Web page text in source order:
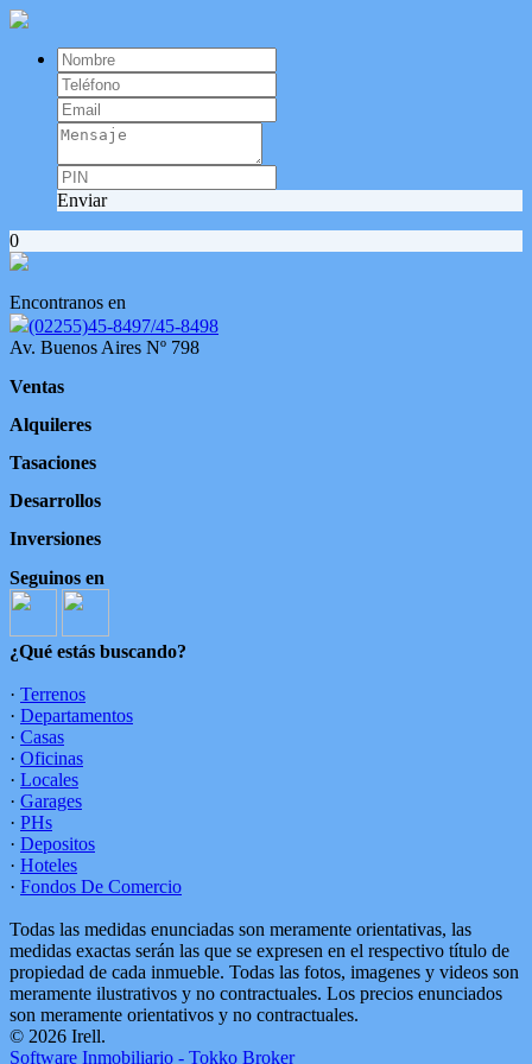
Enviar
0
Encontranos en
(02255)45-8497/45-8498
Av. Buenos Aires Nº 798
Ventas
Alquileres
Tasaciones
Desarrollos
Inversiones
Seguinos en
¿Qué estás buscando?
· Terrenos
· Departamentos
· Casas
· Oficinas
· Locales
· Garages
· PHs
· Depositos
· Hoteles
· Fondos De Comercio
Todas las medidas enunciadas son meramente orientativas, las
medidas exactas serán las que se expresen en el respectivo título de
propiedad de cada inmueble. Todas las fotos, imagenes y videos son
meramente ilustrativos y no contractuales. Los precios enunciados
son meramente orientativos y no contractuales.
© 2026 Irell.
Software Inmobiliario - Tokko Broker